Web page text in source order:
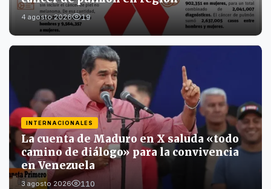
4 agosto 2026 19
INTERNACIONALES
La cuenta de Maduro en X saluda «todo
camino de diálogo» para la convivencia
en Venezuela
3 agosto 2026 110